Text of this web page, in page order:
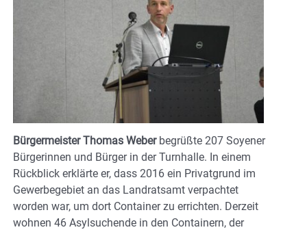
Bürgermeister Thomas Weberbegrüßte 207 Soyener
Bürgerinnen und Bürger in der Turnhalle. In einem
Rückblick erklärte er, dass 2016 ein Privatgrund im
Gewerbegebiet an das Landratsamt verpachtet
worden war, um dort Container zu errichten. Derzeit
wohnen 46 Asylsuchende in den Containern, der